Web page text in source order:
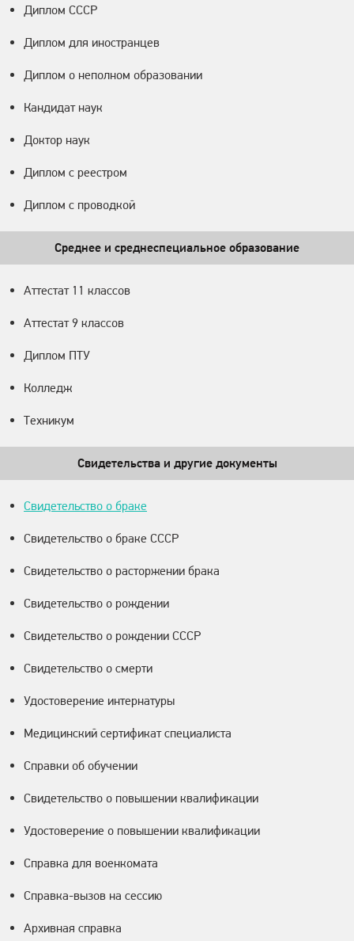
Диплом СССР
Диплом для иностранцев
Диплом о неполном образовании
Кандидат наук
Доктор наук
Диплом с реестром
Диплом с проводкой
Среднее и среднеспециальное образование
Аттестат 11 классов
Аттестат 9 классов
Диплом ПТУ
Колледж
Техникум
Свидетельства и другие документы
Свидетельство о браке
Свидетельство о браке СССР
Свидетельство о расторжении брака
Свидетельство о рождении
Свидетельство о рождении СССР
Свидетельство о смерти
Удостоверение интернатуры
Медицинский сертификат специалиста
Справки об обучении
Свидетельство о повышении квалификации
Удостоверение о повышении квалификации
Справка для военкомата
Справка-вызов на сессию
Архивная справка